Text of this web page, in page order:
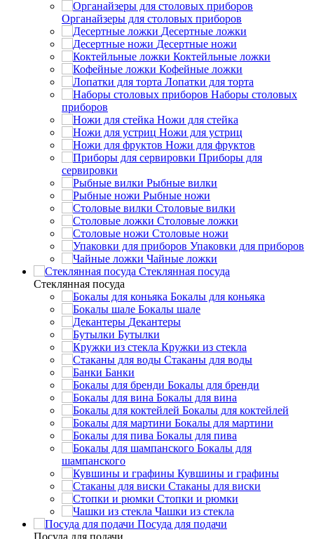
Органайзеры для столовых приборов
Десертные ложки
Десертные ножи
Коктейльные ложки
Кофейные ложки
Лопатки для торта
Наборы столовых
приборов
Ножи для стейка
Ножи для устриц
Ножи для фруктов
Приборы для
сервировки
Рыбные вилки
Рыбные ножи
Столовые вилки
Столовые ложки
Столовые ножи
Упаковки для приборов
Чайные ложки
Стеклянная посуда
Стеклянная посуда
Бокалы для коньяка
Бокалы шале
Декантеры
Бутылки
Кружки из стекла
Стаканы для воды
Банки
Бокалы для бренди
Бокалы для вина
Бокалы для коктейлей
Бокалы для мартини
Бокалы для пива
Бокалы для
шампанского
Кувшины и графины
Стаканы для виски
Стопки и рюмки
Чашки из стекла
Посуда для подачи
Посуда для подачи